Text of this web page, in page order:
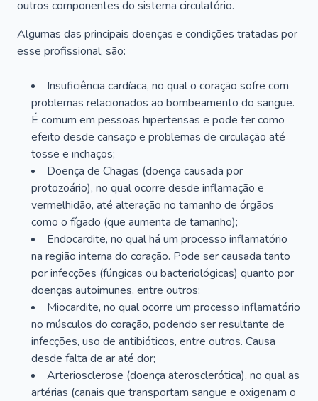
outros componentes do sistema circulatório.
Algumas das principais doenças e condições tratadas por
esse profissional, são:
Insuficiência cardíaca, no qual o coração sofre com
problemas relacionados ao bombeamento do sangue.
É comum em pessoas hipertensas e pode ter como
efeito desde cansaço e problemas de circulação até
tosse e inchaços;
Doença de Chagas (doença causada por
protozoário), no qual ocorre desde inflamação e
vermelhidão, até alteração no tamanho de órgãos
como o fígado (que aumenta de tamanho);
Endocardite, no qual há um processo inflamatório
na região interna do coração. Pode ser causada tanto
por infecções (fúngicas ou bacteriológicas) quanto por
doenças autoimunes, entre outros;
Miocardite, no qual ocorre um processo inflamatório
no músculos do coração, podendo ser resultante de
infecções, uso de antibióticos, entre outros. Causa
desde falta de ar até dor;
Arteriosclerose (doença aterosclerótica), no qual as
artérias (canais que transportam sangue e oxigenam o